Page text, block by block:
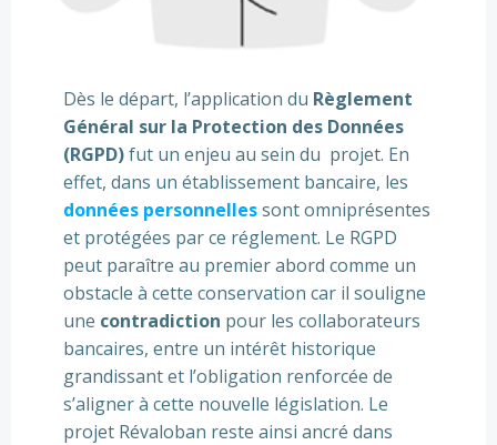
Dès le départ, l’application du Règlement
Général sur la Protection des Données
(RGPD)fut un enjeu au sein du projet. En
effet, dans un établissement bancaire, les
données personnellessont omniprésentes
et protégées par ce réglement. Le RGPD
peut paraître au premier abord comme un
obstacle à cette conservation car il souligne
une contradiction pour les collaborateurs
bancaires, entre un intérêt historique
grandissant et l’obligation renforcée de
s’aligner à cette nouvelle législation. Le
projet Révaloban reste ainsi ancré dans